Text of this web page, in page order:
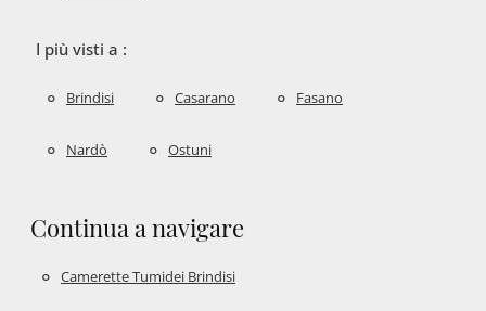
I più visti a :
Brindisi Casarano Fasano
Nardò Ostuni
Continua a navigare
Camerette Tumidei Brindisi